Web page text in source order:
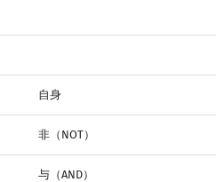
自身
非（NOT）
与（AND）